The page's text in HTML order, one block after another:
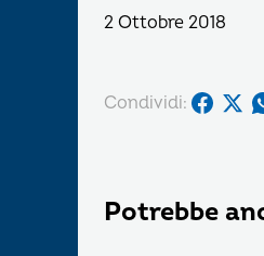
2 Ottobre 2018
Condividi:
Potrebbe